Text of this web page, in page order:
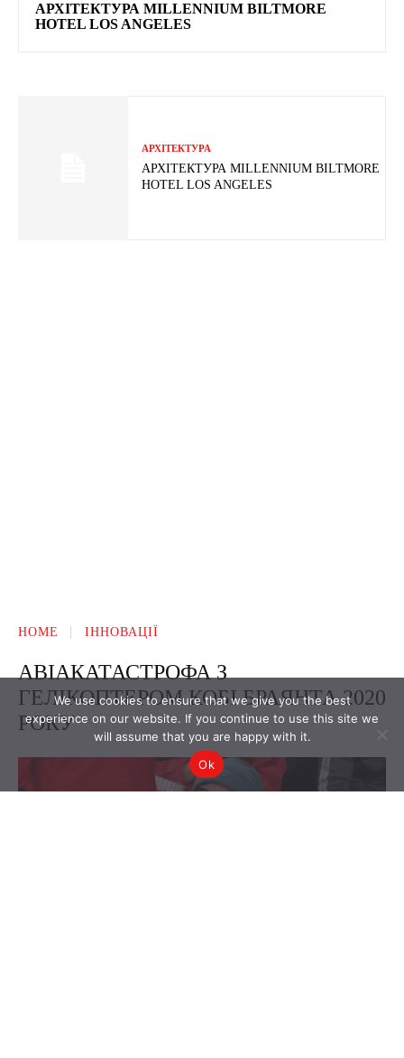
АРХІТЕКТУРА MILLENNIUM BILTMORE
HOTEL LOS ANGELES
АРХІТЕКТУРА
АРХІТЕКТУРА MILLENNIUM BILTMORE
HOTEL LOS ANGELES
We use cookies to ensure that we give you the best
experience on our website. If you continue to use this site we
will assume that you are happy with it.
Ok